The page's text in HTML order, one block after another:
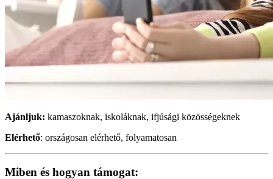
Ajánljuk: kamaszoknak, iskoláknak, ifjúsági közösségeknek
Elérhető: országosan elérhető, folyamatosan
Miben és hogyan támogat: